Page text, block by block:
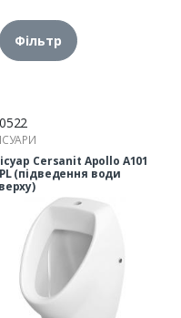
Фільтр
Cersanit Apollo A101
(підведення води